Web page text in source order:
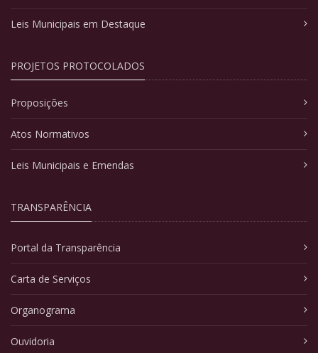
Leis Municipais em Destaque
PROJETOS PROTOCOLADOS
Proposições
Atos Normativos
Leis Municipais e Emendas
TRANSPARÊNCIA
Portal da Transparência
Carta de Serviços
Organograma
Ouvidoria